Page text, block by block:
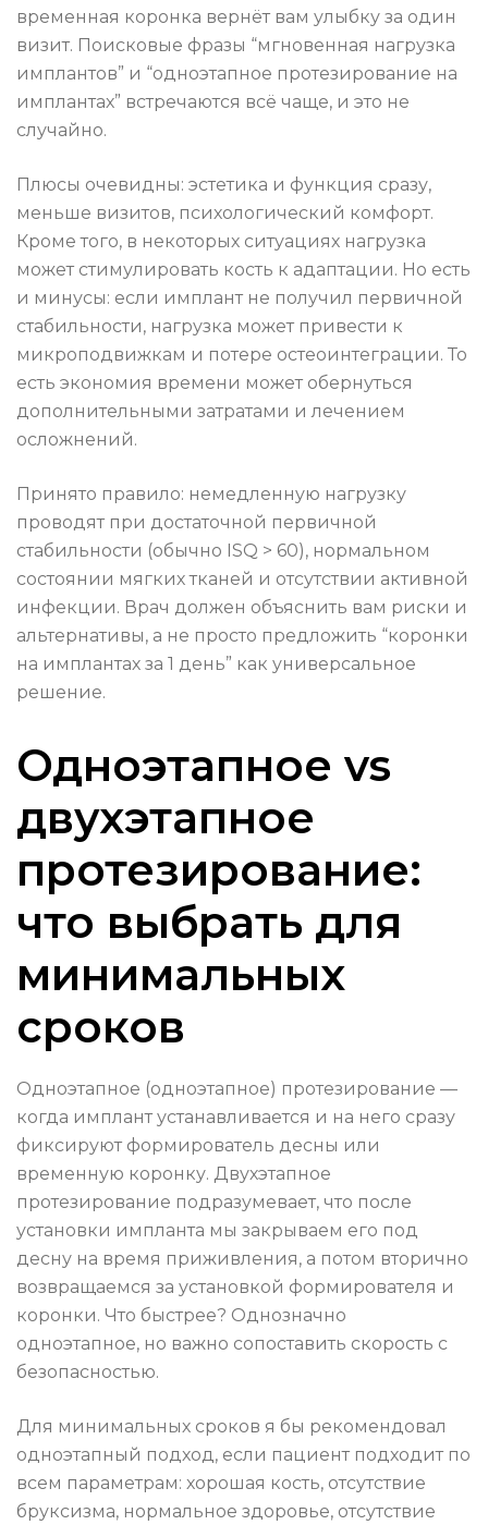
временная коронка вернёт вам улыбку за один
визит. Поисковые фразы “мгновенная нагрузка
имплантов” и “одноэтапное протезирование на
имплантах” встречаются всё чаще, и это не
случайно.
Плюсы очевидны: эстетика и функция сразу,
меньше визитов, психологический комфорт.
Кроме того, в некоторых ситуациях нагрузка
может стимулировать кость к адаптации. Но есть
и минусы: если имплант не получил первичной
стабильности, нагрузка может привести к
микроподвижкам и потере остеоинтеграции. То
есть экономия времени может обернуться
дополнительными затратами и лечением
осложнений.
Принято правило: немедленную нагрузку
проводят при достаточной первичной
стабильности (обычно ISQ > 60), нормальном
состоянии мягких тканей и отсутствии активной
инфекции. Врач должен объяснить вам риски и
альтернативы, а не просто предложить “коронки
на имплантах за 1 день” как универсальное
решение.
Одноэтапное vs
двухэтапное
протезирование:
что выбрать для
минимальных
сроков
Одноэтапное (одноэтапное) протезирование —
когда имплант устанавливается и на него сразу
фиксируют формирователь десны или
временную коронку. Двухэтапное
протезирование подразумевает, что после
установки импланта мы закрываем его под
десну на время приживления, а потом вторично
возвращаемся за установкой формирователя и
коронки. Что быстрее? Однозначно
одноэтапное, но важно сопоставить скорость с
безопасностью.
Для минимальных сроков я бы рекомендовал
одноэтапный подход, если пациент подходит по
всем параметрам: хорошая кость, отсутствие
бруксизма, нормальное здоровье, отсутствие